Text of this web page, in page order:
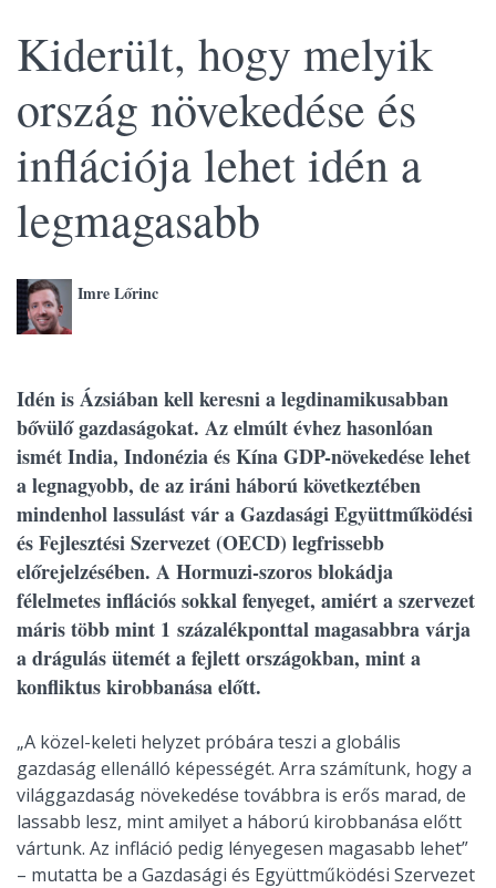
Kiderült, hogy melyik
ország növekedése és
inflációja lehet idén a
legmagasabb
Imre Lőrinc
Idén is Ázsiában kell keresni a legdinamikusabban
bővülő gazdaságokat. Az elmúlt évhez hasonlóan
ismét India, Indonézia és Kína GDP-növekedése lehet
a legnagyobb, de az iráni háború következtében
mindenhol lassulást vár a Gazdasági Együttműködési
és Fejlesztési Szervezet (OECD) legfrissebb
előrejelzésében. A Hormuzi-szoros blokádja
félelmetes inflációs sokkal fenyeget, amiért a szervezet
máris több mint 1 százalékponttal magasabbra várja
a drágulás ütemét a fejlett országokban, mint a
konfliktus kirobbanása előtt.
„A közel-keleti helyzet próbára teszi a globális
gazdaság ellenálló képességét. Arra számítunk, hogy a
világgazdaság növekedése továbbra is erős marad, de
lassabb lesz, mint amilyet a háború kirobbanása előtt
vártunk. Az infláció pedig lényegesen magasabb lehet”
– mutatta be a Gazdasági és Együttműködési Szervezet